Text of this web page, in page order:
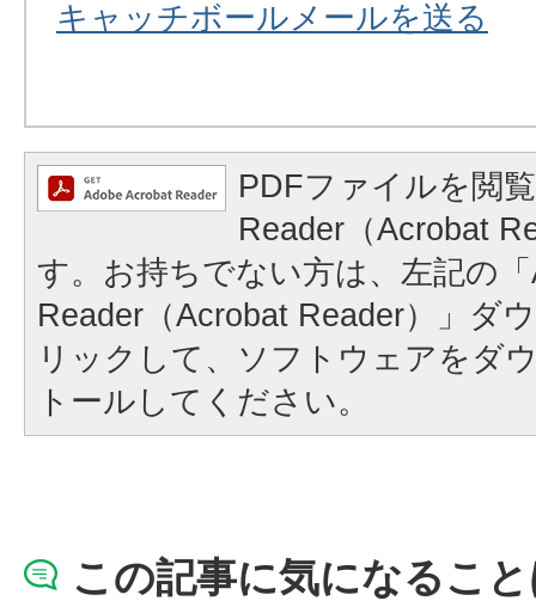
キャッチボールメールを送る
PDFファイルを閲
Reader（Acrobat
す。お持ちでない方は、左記の
Reader（Acrobat Reader）」ダ
リックして、ソフトウェアをダ
トールしてください。
この記事に気になるこ